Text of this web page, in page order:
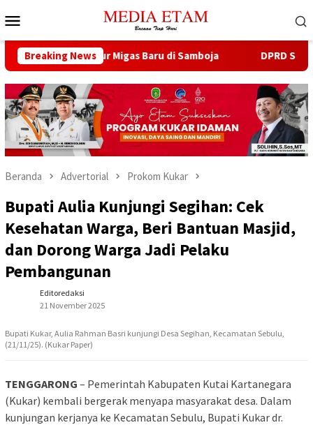
ke
Mobile
Breaking News
13 Sumur Migas Baru di Samboja DPRD
Beranda Advertorial Prokom Kukar
Bupati Aulia Kunjungi Segihan: Cek
Kesehatan Warga, Beri Bantuan Masjid,
dan Dorong Warga Jadi Pelaku
Pembangunan
Editoredaksi
21 November 2025
Bupati Kukar, Aulia Rahman Basri kunjungi Desa Segihan, Kecamatan Sebulu,
(21/11/25). (Kukar Paper)
TENGGARONG – Pemerintah Kabupaten Kutai Kartanegara
(Kukar) kembali bergerak menyapa masyarakat desa. Dalam
kunjungan kerjanya ke Kecamatan Sebulu, Bupati Kukar dr.